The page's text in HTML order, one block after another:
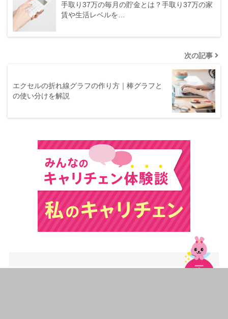
手取り37万の毎月の貯金とは？手取り37万の家
賃や生活レベルを…
次の記事
エクセルの折れ線グラフの作り方｜棒グラフと
の使い分けを解説